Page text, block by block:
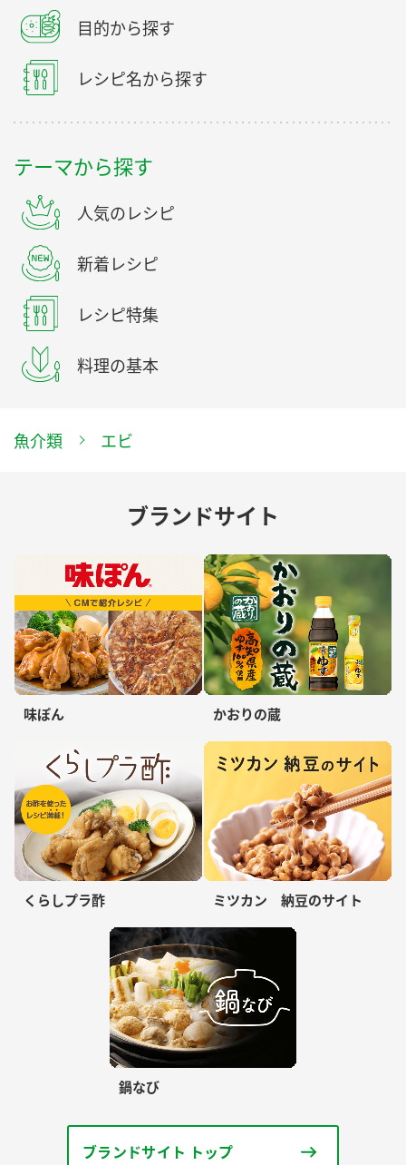
目的から探す
レシピ名から探す
テーマから探す
人気のレシピ
新着レシピ
レシピ特集
料理の基本
魚介類 エビ
ブランドサイト
味ぽん かおりの蔵
くらしプラ酢 ミツカン 納豆のサイト
鍋なび
ブランドサイト トップ